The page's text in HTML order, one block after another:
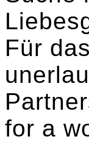
Für
for a